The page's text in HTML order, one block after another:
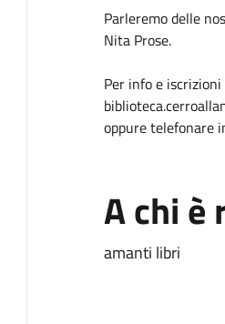
Parleremo delle
Nita Prose.
Per info e
oppure telefonare
A chi è
amanti libri